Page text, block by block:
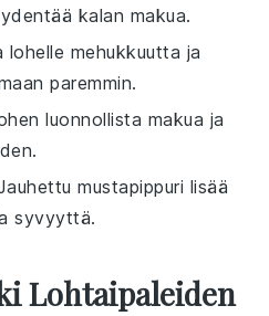
kalan makua.
lohelle mehukkuutta ja
paremmin.
luonnollista makua ja
mustapippuri lisää
syvyyttä.
Lohtaipaleiden